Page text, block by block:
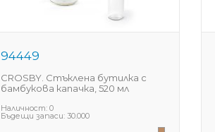
94449
CROSBY. Стъклена бутилка с
бамбукова капачка, 520 мл
Наличност: 0
Бъдещи запаси: 30.000